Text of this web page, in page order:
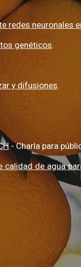
redes neuronales
genéticos.
y difusiones.
- Charla para
calidad de agua